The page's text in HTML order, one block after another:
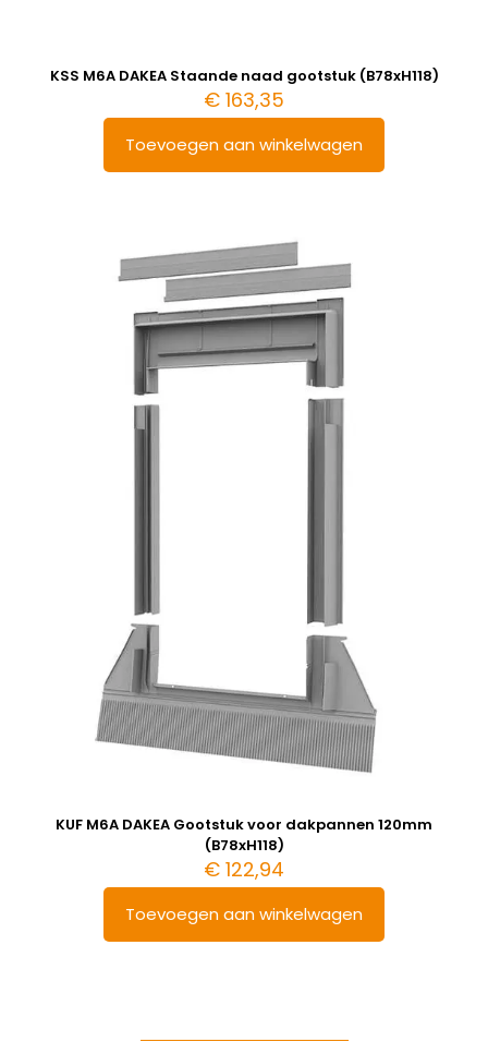
KSS M6A DAKEA Staande naad gootstuk (B78xH118)
€ 163,35
Toevoegen aan winkelwagen
KUF M6A DAKEA Gootstuk voor dakpannen 120mm
(B78xH118)
€ 122,94
Toevoegen aan winkelwagen